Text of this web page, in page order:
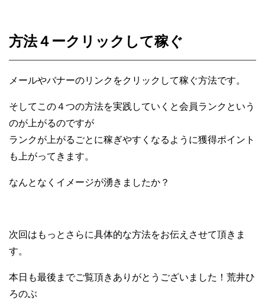
方法４ークリックして稼ぐ
メールやバナーのリンクをクリックして稼ぐ方法です。
そしてこの４つの方法を実践していくと会員ランクという
のが上がるのですが
ランクが上がるごとに稼ぎやすくなるように獲得ポイント
も上がってきます。
なんとなくイメージが湧きましたか？
次回はもっとさらに具体的な方法をお伝えさせて頂きま
す。
本日も最後までご覧頂きありがとうございました！荒井ひ
ろのぶ